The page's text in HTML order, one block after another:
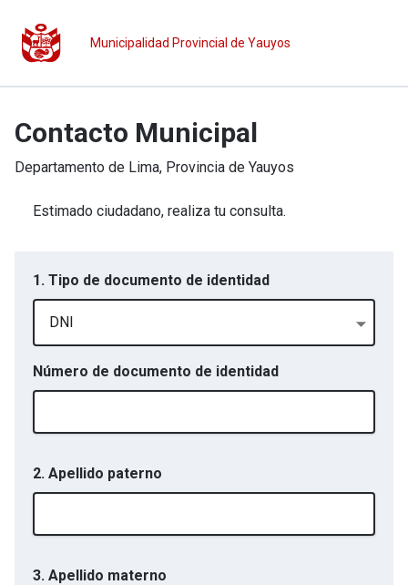
Municipalidad Provincial de Yauyos
Contacto Municipal
Departamento de Lima, Provincia de Yauyos
Estimado ciudadano, realiza tu consulta.
1. Tipo de documento de identidad
DNI
Número de documento de identidad
2. Apellido paterno
3. Apellido materno